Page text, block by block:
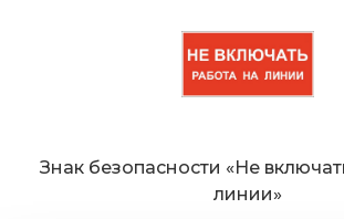
Знак безопасности «Не
линии»